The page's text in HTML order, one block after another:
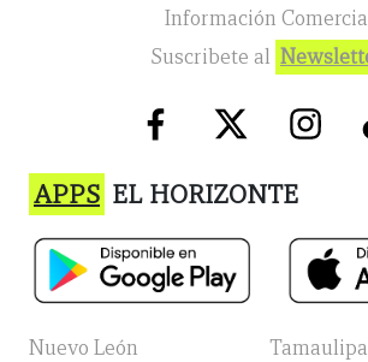
Información
Suscribete al
APPS EL HORIZONTE
Nuevo León